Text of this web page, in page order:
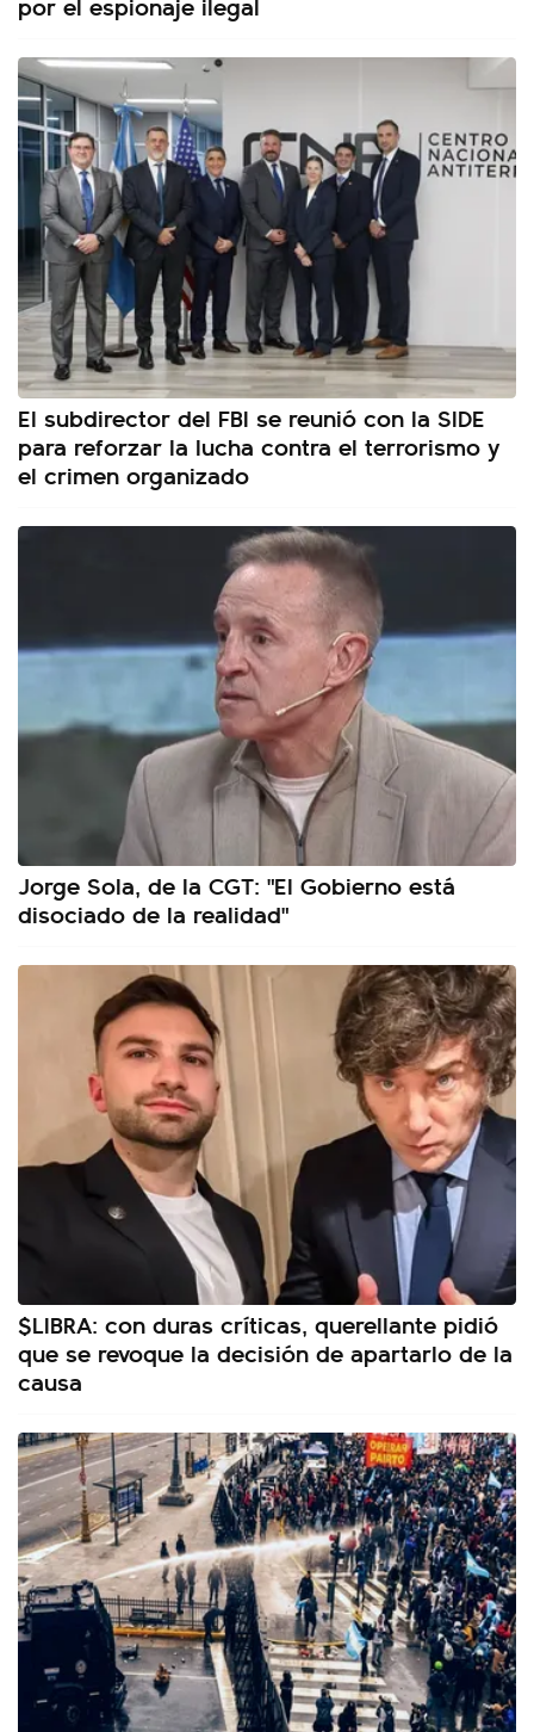
El subdirector del FBI se reunió con la SIDE
para reforzar la lucha contra el terrorismo y
el crimen organizado
Jorge Sola, de la CGT: "El Gobierno está
disociado de la realidad"
$LIBRA: con duras críticas, querellante pidió
que se revoque la decisión de apartarlo de la
causa